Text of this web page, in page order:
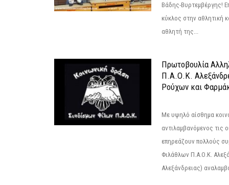
Βάδης-Βυρτεμβέργης!
κύκλος στην αθλητική
αθλητή της...
Πρωτοβουλία
Π.Α.Ο.Κ.
Ρούχων και
Με υψηλό αίσθημα
αντιλαμβανόμενος τις
επηρεάζουν πολλούς
Φιλάθλων Π.Α.Ο.Κ.
Αλεξάνδρειας)